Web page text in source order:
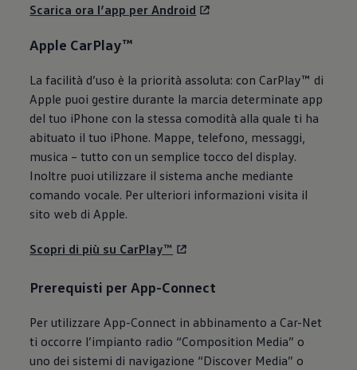
Scarica ora l’app per Android
Apple CarPlay™
La facilità d’uso è la priorità assoluta: con CarPlay™ di
Apple puoi gestire durante la marcia determinate app
del tuo iPhone con la stessa comodità alla quale ti ha
abituato il tuo iPhone. Mappe, telefono, messaggi,
musica – tutto con un semplice tocco del display.
Inoltre puoi utilizzare il sistema anche mediante
comando vocale. Per ulteriori informazioni visita il
sito web di Apple.
Scopri di più su CarPlay™
Prerequisti per App-Connect
Per utilizzare App-Connect in abbinamento a Car-Net
ti occorre l’impianto radio “Composition Media” o
uno dei sistemi di navigazione “Discover Media” o